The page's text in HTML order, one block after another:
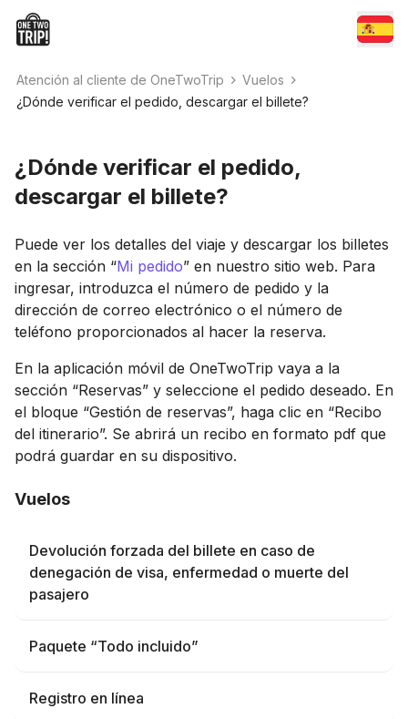
Atención al cliente de OneTwoTrip
Vuelos
¿Dónde verificar el pedido, descargar el billete?
¿Dónde verificar el pedido,
descargar el billete?
Puede ver los detalles del viaje y descargar los billetes
en la sección “Mi pedido” en nuestro sitio web. Para
ingresar, introduzca el número de pedido y la
dirección de correo electrónico o el número de
teléfono proporcionados al hacer la reserva.
En la aplicación móvil de OneTwoTrip vaya a la
sección “Reservas” y seleccione el pedido deseado. En
el bloque “Gestión de reservas”, haga clic en “Recibo
del itinerario”. Se abrirá un recibo en formato pdf que
podrá guardar en su dispositivo.
Vuelos
Devolución forzada del billete en caso de
denegación de visa, enfermedad o muerte del
pasajero
Paquete “Todo incluido”
Registro en línea